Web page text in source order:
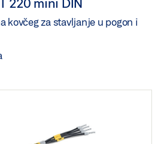
220 mini DIN
kovčeg za stavljanje u pogon i